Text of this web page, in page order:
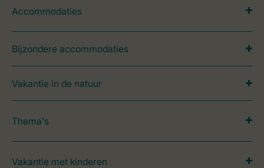
Accommodaties
Bijzondere accommodaties
Vakantie in de natuur
Thema's
Vakantie met kinderen